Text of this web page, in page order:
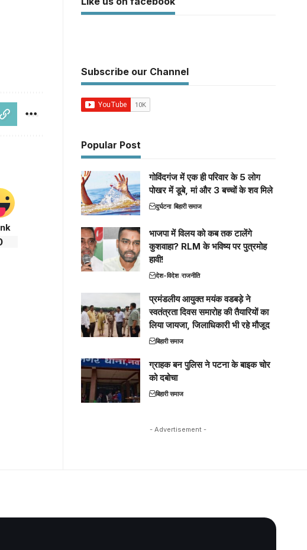
Subscribe our Channel
Popular Post
गोविंदगंज में एक ही परिवार के 5 लोग
पोखर में डूबे, मां और 3 बच्चों के शव मिले
दुर्घटना बिहारी समाज
भाजपा में विलय को कब तक टालेंगे
कुशवाहा? RLM के भविष्य पर पुत्रमोह
हावी!
देश-विदेश राजनीति
प्रमंडलीय आयुक्त मयंक वडबड़े ने
स्वतंत्रता दिवस समारोह की तैयारियों का
लिया जायजा, जिलाधिकारी भी रहे मौजूद
बिहारी समाज
ग्राहक बन पुलिस ने पटना के बाइक चोर
को दबोचा
बिहारी समाज
- Advertisement -